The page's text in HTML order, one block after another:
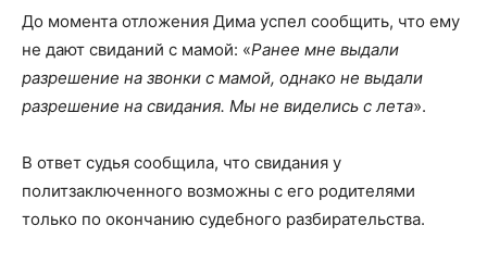
До момента отложения Дима успел сообщить, что ему
не дают свиданий с мамой: «Ранее мне выдали
разрешение на звонки с мамой, однако не выдали
разрешение на свидания. Мы не виделись с лета».
В ответ судья сообщила, что свидания у
политзаключенного возможны с его родителями
только по окончанию судебного разбирательства.